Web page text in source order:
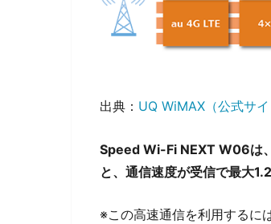
出典： UQ WiMAX（公式サイ
Speed Wi-Fi NEXT W06は
と、通信速度が受信で最大
※この高速通信を利用するに